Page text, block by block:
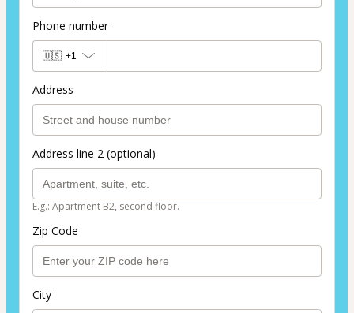
Phone number
🇺🇸 +1
Address
Address line 2 (optional)
E.g.: Apartment B2, second floor.
Zip Code
City